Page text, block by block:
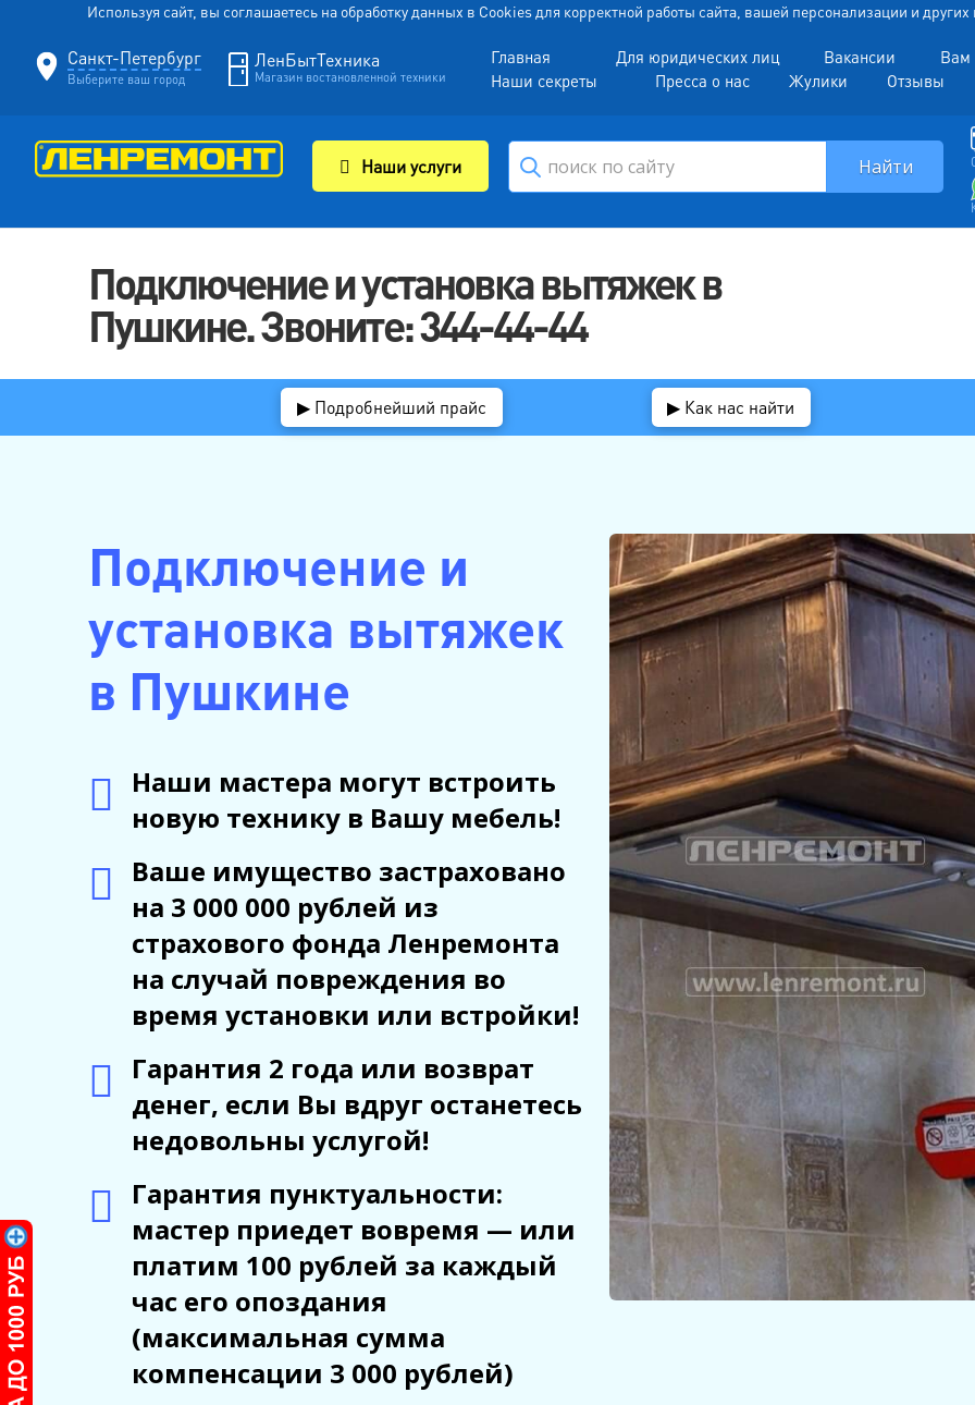
Используя сайт, вы соглашаетесь на обработку данных в Cookies для корректной работы сайта, вашей персонализации и
Санкт-Петербург
Выберите ваш город
ЛенБытТехника
Магазин востановленной техники
Главная Для юридических лиц Вакансии Вам
Наши секреты
Пресса о нас Жулики Отзывы
Наши услуги
Подключение и установка вытяжек в
Пушкине. Звоните: 344-44-44
▶ Подробнейший прайс ▶ Как нас найти
Подключение и
установка вытяжек
в Пушкине
Наши мастера могут встроить
новую технику в Вашу мебель!
Ваше имущество застраховано
на 3 000 000 рублей из
страхового фонда Ленремонта
на случай повреждения во
время установки или встройки!
Гарантия 2 года или возврат
денег, если Вы вдруг останетесь
недовольны услугой!
Гарантия пунктуальности:
мастер приедет вовремя — или
платим 100 рублей за каждый
час его опоздания
(максимальная сумма
компенсации 3 000 рублей)